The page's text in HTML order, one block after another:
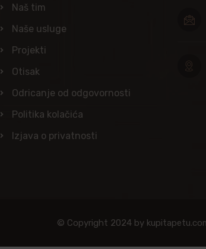
Naš tim
Naše usluge
Projekti
Otisak
Odricanje od odgovornosti
Politika kolačića
Izjava o privatnosti
© Copyright 2024 by